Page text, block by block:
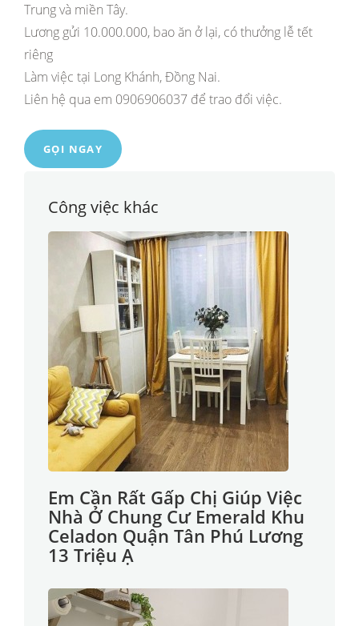
Trung và miền Tây.
Lương gửi 10.000.000, bao ăn ở lại, có thưởng lễ tết
riêng
Làm việc tại Long Khánh, Đồng Nai.
Liên hệ qua em 0906906037 để trao đổi việc.
GỌI NGAY
Công việc khác
Em Cần Rất Gấp Chị Giúp Việc
Nhà Ở Chung Cư Emerald Khu
Celadon Quận Tân Phú Lương
13 Triệu Ạ